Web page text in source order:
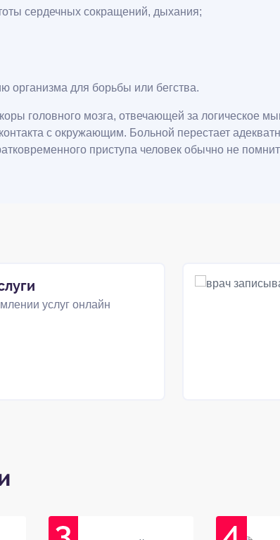
сердечных сокращений, дыхания;
организма для борьбы или бегства.
головного мозга, отвечающей за логическое
с окружающим. Больной перестает
приступа человек обычно не
услуг онлайн